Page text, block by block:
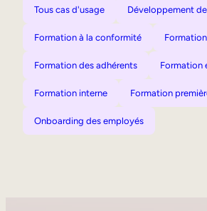
Tous cas d'usage Développement
Formation à la conformité
Formation des adhérents Formation
Formation interne Formation
Onboarding des employés